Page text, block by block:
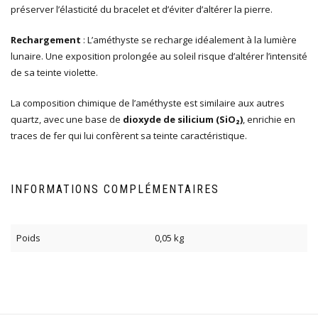
préserver l’élasticité du bracelet et d’éviter d’altérer la pierre.
Rechargement : L’améthyste se recharge idéalement à la lumière
lunaire. Une exposition prolongée au soleil risque d’altérer l’intensité
de sa teinte violette.
La composition chimique de l’améthyste est similaire aux autres
quartz, avec une base de dioxyde de silicium (SiO₂) , enrichie en
traces de fer qui lui confèrent sa teinte caractéristique.
INFORMATIONS COMPLÉMENTAIRES
Poids 0,05 kg